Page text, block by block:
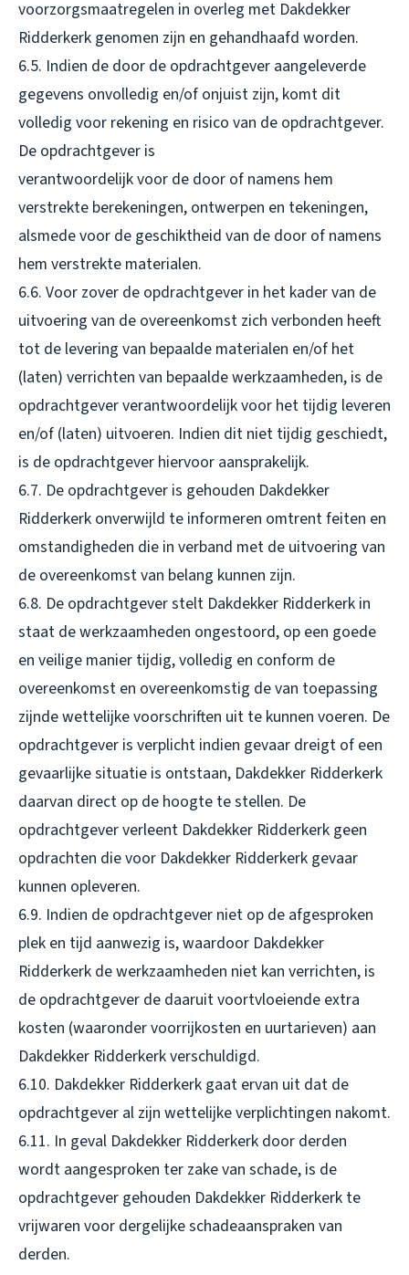
voorzorgsmaatregelen in overleg met Dakdekker
Ridderkerk genomen zijn en gehandhaafd worden.
6.5. Indien de door de opdrachtgever aangeleverde
gegevens onvolledig en/of onjuist zijn, komt dit
volledig voor rekening en risico van de opdrachtgever.
De opdrachtgever is
verantwoordelijk voor de door of namens hem
verstrekte berekeningen, ontwerpen en tekeningen,
alsmede voor de geschiktheid van de door of namens
hem verstrekte materialen.
6.6. Voor zover de opdrachtgever in het kader van de
uitvoering van de overeenkomst zich verbonden heeft
tot de levering van bepaalde materialen en/of het
(laten) verrichten van bepaalde werkzaamheden, is de
opdrachtgever verantwoordelijk voor het tijdig leveren
en/of (laten) uitvoeren. Indien dit niet tijdig geschiedt,
is de opdrachtgever hiervoor aansprakelijk.
6.7. De opdrachtgever is gehouden Dakdekker
Ridderkerk onverwijld te informeren omtrent feiten en
omstandigheden die in verband met de uitvoering van
de overeenkomst van belang kunnen zijn.
6.8. De opdrachtgever stelt Dakdekker Ridderkerk in
staat de werkzaamheden ongestoord, op een goede
en veilige manier tijdig, volledig en conform de
overeenkomst en overeenkomstig de van toepassing
zijnde wettelijke voorschriften uit te kunnen voeren. De
opdrachtgever is verplicht indien gevaar dreigt of een
gevaarlijke situatie is ontstaan, Dakdekker Ridderkerk
daarvan direct op de hoogte te stellen. De
opdrachtgever verleent Dakdekker Ridderkerk geen
opdrachten die voor Dakdekker Ridderkerk gevaar
kunnen opleveren.
6.9. Indien de opdrachtgever niet op de afgesproken
plek en tijd aanwezig is, waardoor Dakdekker
Ridderkerk de werkzaamheden niet kan verrichten, is
de opdrachtgever de daaruit voortvloeiende extra
kosten (waaronder voorrijkosten en uurtarieven) aan
Dakdekker Ridderkerk verschuldigd.
6.10. Dakdekker Ridderkerk gaat ervan uit dat de
opdrachtgever al zijn wettelijke verplichtingen nakomt.
6.11. In geval Dakdekker Ridderkerk door derden
wordt aangesproken ter zake van schade, is de
opdrachtgever gehouden Dakdekker Ridderkerk te
vrijwaren voor dergelijke schadeaanspraken van
derden.